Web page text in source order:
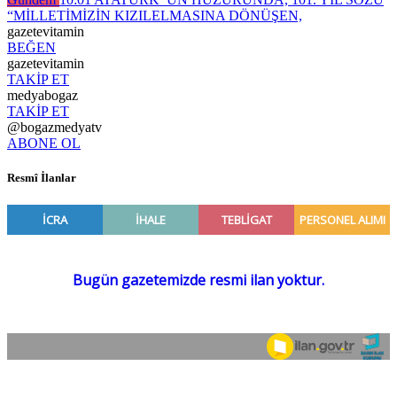
“MİLLETİMİZİN KIZILELMASINA DÖNÜŞEN,
gazetevitamin
BEĞEN
gazetevitamin
TAKİP ET
medyabogaz
TAKİP ET
@bogazmedyatv
ABONE OL
Resmî İlanlar